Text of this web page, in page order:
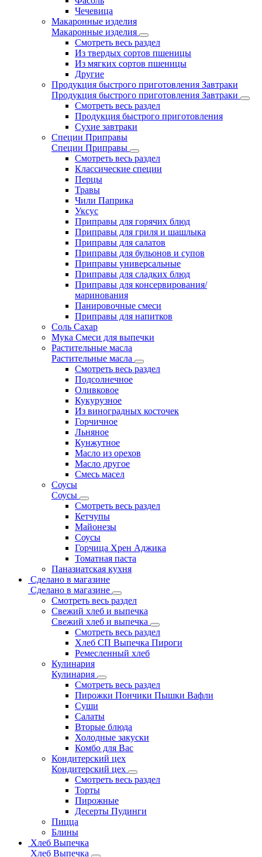
Чечевица
Макаронные изделия
Макаронные изделия
Смотреть весь раздел
Из твердых сортов пшеницы
Из мягких сортов пшеницы
Другие
Продукция быстрого приготовления Завтраки
Продукция быстрого приготовления Завтраки
Смотреть весь раздел
Продукция быстрого приготовления
Сухие завтраки
Специи Приправы
Специи Приправы
Смотреть весь раздел
Классические специи
Перцы
Травы
Чили Паприка
Уксус
Приправы для горячих блюд
Приправы для гриля и шашлыка
Приправы для салатов
Приправы для бульонов и супов
Приправы универсальные
Приправы для сладких блюд
Приправы для консервирования/
маринования
Панировочные смеси
Приправы для напитков
Соль Сахар
Мука Смеси для выпечки
Растительные масла
Растительные масла
Смотреть весь раздел
Подсолнечное
Оливковое
Кукурузное
Из виноградных косточек
Горчичное
Льняное
Кунжутное
Масло из орехов
Масло другое
Смесь масел
Соусы
Соусы
Смотреть весь раздел
Кетчупы
Майонезы
Соусы
Горчица Хрен Аджика
Томатная паста
Паназиатская кухня
Сделано в магазине
Сделано в магазине
Смотреть весь раздел
Свежий хлеб и выпечка
Свежий хлеб и выпечка
Смотреть весь раздел
Хлеб СП Выпечка Пироги
Ремесленный хлеб
Кулинария
Кулинария
Смотреть весь раздел
Пирожки Пончики Пышки Вафли
Суши
Салаты
Вторые блюда
Холодные закуски
Комбо для Вас
Кондитерский цех
Кондитерский цех
Смотреть весь раздел
Торты
Пирожные
Десерты Пудинги
Пицца
Блины
Хлеб Выпечка
Хлеб Выпечка